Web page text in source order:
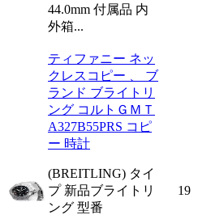
44.0mm 付属品 内
外箱...
ティファニー ネッ
クレスコピー 、 ブ
ランド ブライトリ
ング コルトＧＭＴ
A327B55PRS コピ
ー 時計
(BREITLING) タイ
プ 新品ブライトリ
ング 型番
19